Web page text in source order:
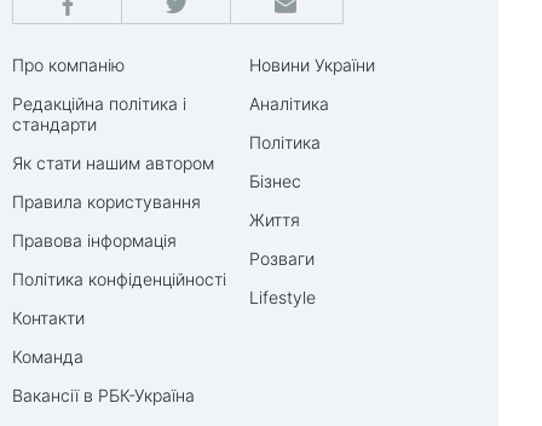
Про компанію
Редакційна політика і
стандарти
Як стати нашим автором
Правила користування
Правова інформація
Політика конфіденційності
Контакти
Команда
Вакансії в РБК-Україна
Новини України
Аналітика
Політика
Бізнес
Життя
Розваги
Lifestyle